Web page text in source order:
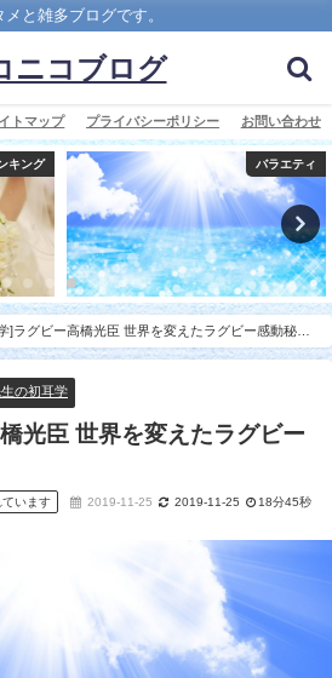
メと雑多ブログです。
ニコブログ
トマップ プライバシーポリシー お問い合わせ
エティ ランキング
]ラグビー高橋光臣 世界を変えたラグビー感動秘
の初耳学
光臣 世界を変えたラグビー
ています 2019-11-25 2019-11-25 18分45秒